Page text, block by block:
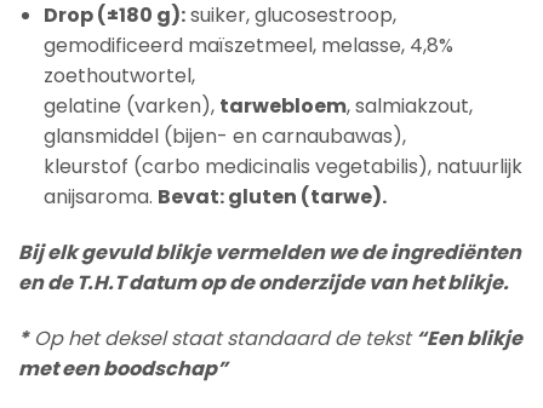
Drop (±180 g):suiker, glucosestroop,
gemodificeerd maïszetmeel, melasse, 4,8%
zoethoutwortel,
gelatine (varken), tarwebloem, salmiakzout,
glansmiddel (bijen- en carnaubawas),
kleurstof (carbo medicinalis vegetabilis), natuurlijk
anijsaroma. Bevat: gluten (tarwe).
Bij elk gevuld blikje vermelden we de ingrediënten
en de T.H.T datum op de onderzijde van het blikje.
*Op het deksel staat standaard de tekst“Een blikje
met een boodschap”